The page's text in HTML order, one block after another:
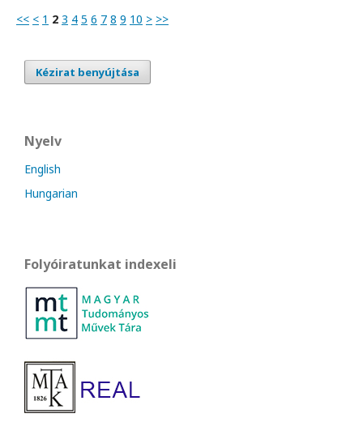
<< < 1 2 3 4 5 6 7 8 9 10 > >>
Kézirat benyújtása
Nyelv
English
Hungarian
Folyóiratunkat indexeli